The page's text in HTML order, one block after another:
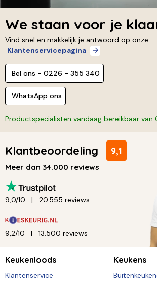
We staan voor je
Vind snel en makkelijk je antwoord op onze
Klantenservicepagina
Bel ons - 0226 - 355 340
WhatsApp ons
Productspecialisten vandaag bereikbaar
Klantbeoordeling 9,1
Meer dan 34.000 reviews
9,0/10 20.555 reviews
9,2/10 13.500 reviews
Keukenloods
Klantenservice
Keukens